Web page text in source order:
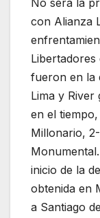
No será la
con Alianza
Libertadores
fueron en la
Lima y
en el
Millonario,
inicio de la
obtenida en
a Santiago